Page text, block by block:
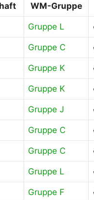
WM-Gruppe
Gruppe L
Gruppe C
Gruppe K
Gruppe K
Gruppe J
Gruppe C
Gruppe C
Gruppe L
Gruppe F